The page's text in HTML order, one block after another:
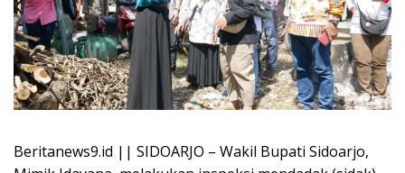
Beritanews9.id || SIDOARJO – Wakil Bupati Sidoarjo,